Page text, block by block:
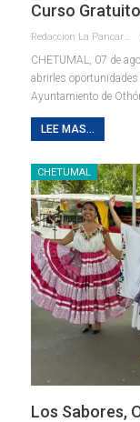
Curso
Redaccion La Pancarta De Quintana Roo
CHETUMAL, 07 de
abrirles
Ayuntamiento de
LEE MAS...
CHETUMAL
Los Sabores,